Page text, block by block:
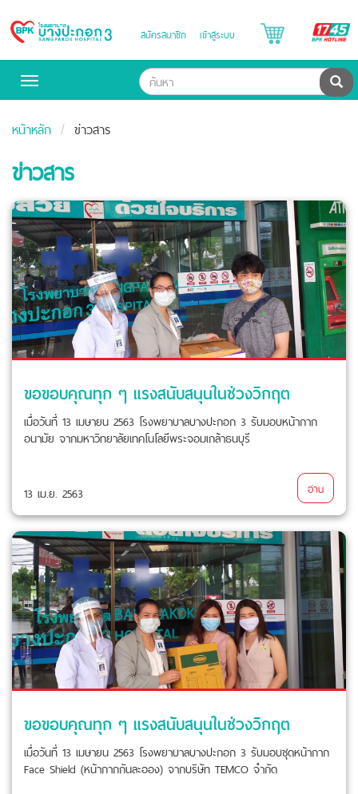
Bangpakok
สมัครสมาชิก เข้าสู่ระบบ
Toggle
ค้น
หน้าหลัก ข่าวสาร
ข่าวสาร
ขอขอบคุณทุก ๆ แรงสนับสนุนในช่วงวิกฤต
เมื่อวันที่ 13 เมษายน 2563 โรงพยาบาลบางปะกอก 3 รับมอบหน้ากาก
อนามัย จากมหาวิทยาลัยเทคโนโลยีพระจอมเกล้าธนบุรี
13 เม.ย. 2563 อ่าน
ขอขอบคุณทุก ๆ แรงสนับสนุนในช่วงวิกฤต
เมื่อวันที่ 13 เมษายน 2563 โรงพยาบาลบางปะกอก 3 รับมอบชุดหน้ากาก
Face Shield (หน้ากากกันละออง) จากบริษัท TEMCO จำกัด